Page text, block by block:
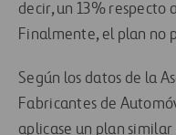
decir, un 13% respecto
Finalmente, el plan no
Según los datos de la
Fabricantes de
aplicase un plan